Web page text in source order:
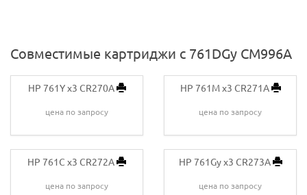
Совместимые картриджи с 761DGy CM996A
HP 761Y x3 CR270A
цена по запросу
HP 761M x3 CR271A
цена по запросу
HP 761C x3 CR272A
цена по запросу
HP 761Gy x3 CR273A
цена по запросу